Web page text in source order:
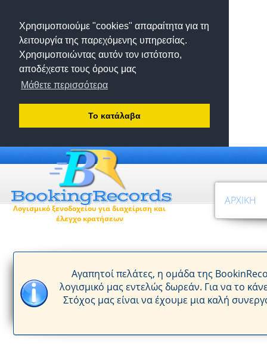
Χρησιμοποιούμε "cookies" απαραίτητα για τη
λειτουργία της παρεχόμενης υπηρεσίας.
Χρησιμοποιώντας αυτόν τον ιστότοπο,
αποδέχεστε τους όρους μας
Μάθετε περισσότερα
Το κατάλαβα
Λογισμικό ξενοδοχείου για διαχείριση και
έλεγχο κρατήσεων
ΑΡΧΙΚΉ
Αγαπητοί πελάτες, η ομάδα της
λογισμικό μας εντελώς δωρεάν. Για να το
Στόχος μας είναι να έχουμε μια καλή